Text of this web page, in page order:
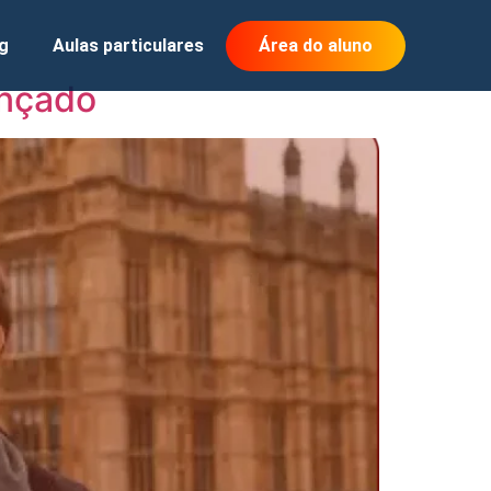
Aulas particulares Área do aluno